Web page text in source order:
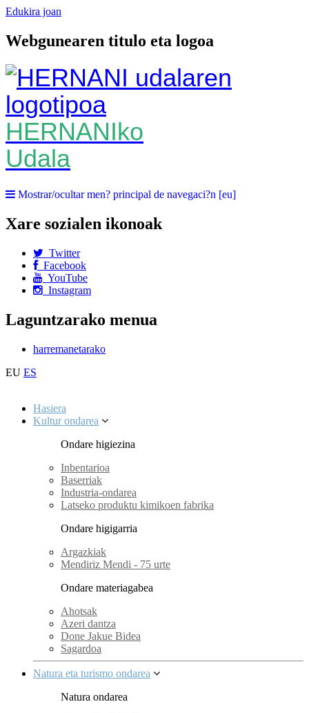
Edukira joan
Webgunearen titulo eta logoa
HERNANIko
Udala
Mostrar/ocultar men? principal de navegaci?n [eu]
Xare sozialen ikonoak
Twitter
Facebook
YouTube
Instagram
Laguntzarako menua
harremanetarako
EU ES
Hasiera
Kultur ondarea
Ondare higiezina
Inbentarioa
Baserriak
Industria-ondarea
Latseko produktu kimikoen fabrika
Ondare higigarria
Argazkiak
Mendiriz Mendi - 75 urte
Ondare materiagabea
Ahotsak
Azeri dantza
Done Jakue Bidea
Sagardoa
Natura eta turismo ondarea
Natura ondarea